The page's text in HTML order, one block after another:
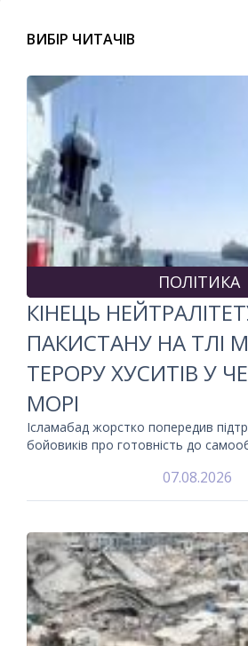
ВИБІР ЧИТАЧІВ
ПОЛІТИКА
КІНЕЦЬ
ПАКИСТАНУ НА ТЛІ
ТЕРОРУ ХУСИТІВ У
МОРІ
Ісламабад жорстко попередив
бойовиків про готовність до
07.08.2026